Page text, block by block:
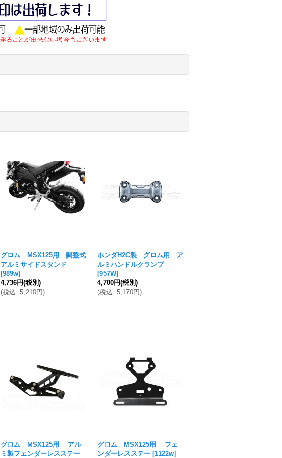
グロム MSX125用 調整式
アルミサイドスタンド
[989w]
4,736円(税別)
(税込: 5,210円)
ホンダH2C製 グロム用 ア
ルミハンドルクランプ
[957W]
4,700円(税別)
(税込: 5,170円)
グロム MSX125用 アル
ミ製フェンダーレスステー
グロム MSX125用 フェ
ンダーレスステー [1122w]